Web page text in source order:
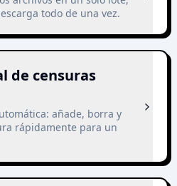
todo de una vez.
de censuras
añade, borra y
rápidamente para un